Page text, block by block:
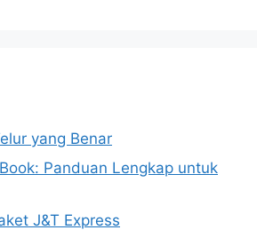
yang Benar
Panduan Lengkap untuk
J&T Express